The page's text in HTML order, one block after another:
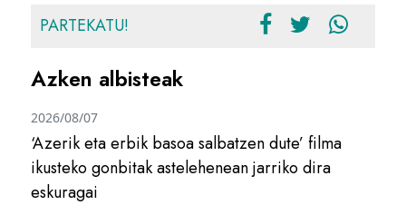
PARTEKATU!
Azken albisteak
‘Azerik eta erbik basoa salbatzen dute’ filma
ikusteko gonbitak astelehenean jarriko dira
eskuragai
2026/08/07